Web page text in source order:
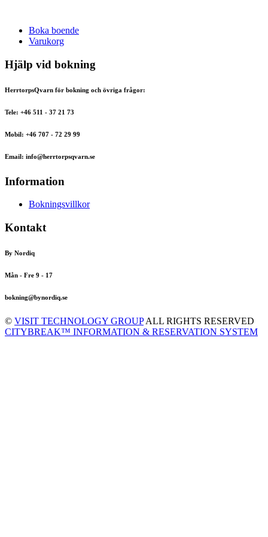
Boka boende
Varukorg
Hjälp vid bokning
HerrtorpsQvarn för bokning och övriga frågor:
Tele: +46 511 - 37 21 73
Mobil: +46 707 - 72 29 99
Email: info@herrtorpsqvarn.se
Information
Bokningsvillkor
Kontakt
By Nordiq
Mån - Fre 9 - 17
bokning@bynordiq.se
© VISIT TECHNOLOGY GROUPALL RIGHTS RESERVED
CITYBREAK™ INFORMATION & RESERVATION SYSTEM